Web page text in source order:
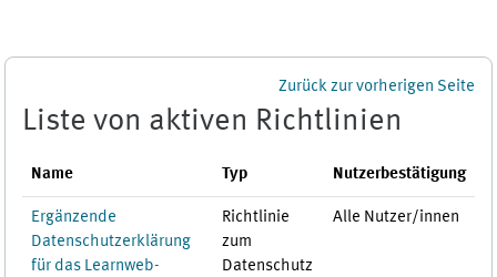
Zurück zur vorherigen Seite
Liste von aktiven Richtlinien
Name Typ Nutzerbestätigung
Ergänzende
Datenschutzerklärung
für das Learnweb-
Richtlinie
zum
Datenschutz
Alle Nutzer/innen